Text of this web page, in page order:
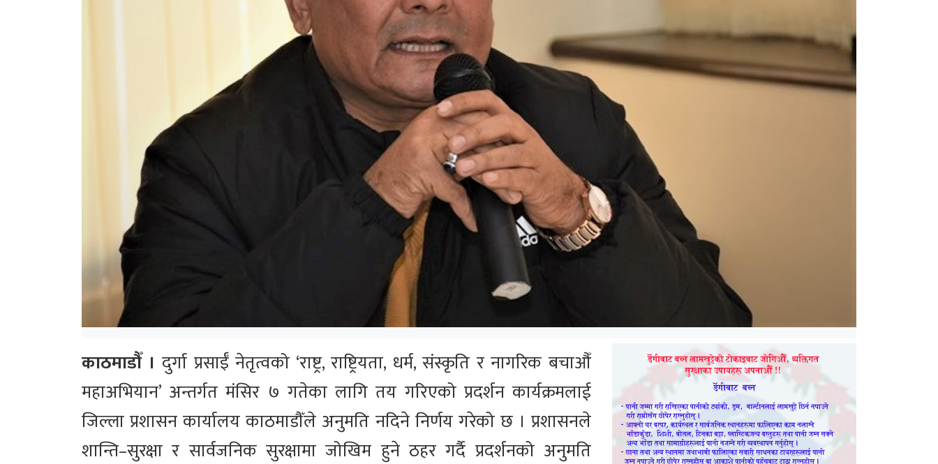
काठमाडौँ । दुर्गा प्रसाईँ नेतृत्वको ‘राष्ट्र, राष्ट्रियता, धर्म, संस्कृति र नागरिक बचाऔँ
महाअभियान’ अन्तर्गत मंसिर ७ गतेका लागि तय गरिएको प्रदर्शन कार्यक्रमलाई
जिल्ला प्रशासन कार्यालय काठमाडौँले अनुमति नदिने निर्णय गरेको छ । प्रशासनले
शान्ति–सुरक्षा र सार्वजनिक सुरक्षामा जोखिम हुने ठहर गर्दै प्रदर्शनको अनुमति